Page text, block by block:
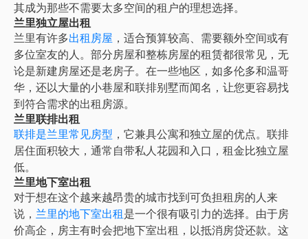
其成为那些不需要太多空间的租户的理想选择。
兰里独立屋出租
兰里有许多出租房屋 ，适合预算较高、需要额外空间或有
多位室友的人。部分房屋和整栋房屋的租赁都很常见，无
论是新建房屋还是老房子。在一些地区，如多伦多和温哥
华，还以大量的小巷屋和联排别墅而闻名，让您更容易找
到符合需求的出租房源。
兰里联排出租
联排是兰里常见房型 ，它兼具公寓和独立屋的优点。联排
居住面积较大，通常自带私人花园和入口，租金比独立屋
低。
兰里地下室出租
对于想在这个越来越昂贵的城市找到可负担租房的人来
说， 兰里的地下室出租是一个很有吸引力的选择。由于房
价高企，房主有时会把地下室出租，以抵消房贷还款。这